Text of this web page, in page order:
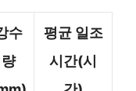
수
량
평균 일조
시간(시